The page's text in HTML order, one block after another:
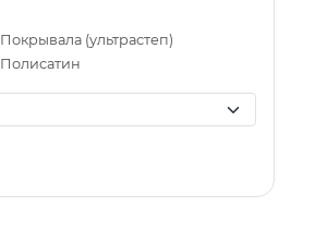
Покрывала (ультрастеп)
Полисатин